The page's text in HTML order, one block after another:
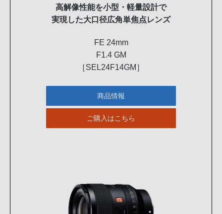
高解像性能を小型・軽量設計で
実現した大口径広角単焦点レンズ
FE 24mm
F1.4 GM
［SEL24F14GM］
商品情報
ご購入はこちら